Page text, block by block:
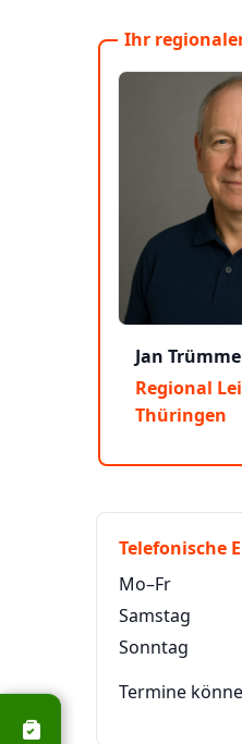
Ihr
Jan
Regional
Thüringen
Telefonische
Mo–Fr
Samstag
Sonntag
Termine